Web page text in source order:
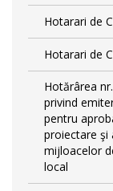
Hotarari de
Hotarari de
Hotărârea
privind
pentru
proiectare şi
mijloacelor
local